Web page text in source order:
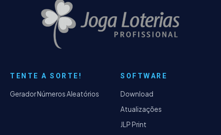
TENTE A SORTE!
Gerador Números Aleatórios
SOFTWARE
Download
Atualizações
JLP Print